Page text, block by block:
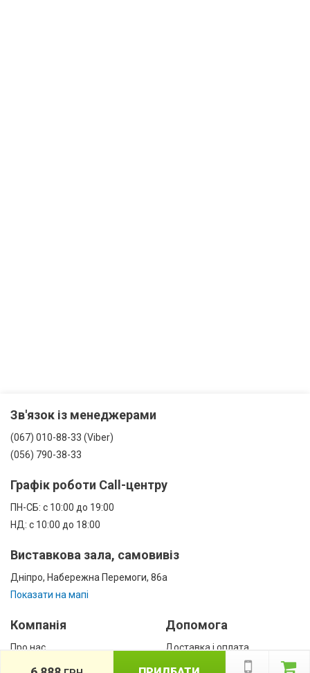
Зв'язок із менеджерами
(067) 010-88-33 (Viber)
(056) 790-38-33
Графік роботи Call-центру
ПН-СБ: с 10:00 до 19:00
НД: с 10:00 до 18:00
Виставкова зала, самовивіз
Дніпро, Набережна Перемоги, 86а
Показати на мапі
Компанія
Про нас
Допомога
Доставка і оплата